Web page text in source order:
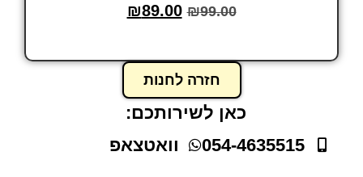
₪99.00
₪89.00
חזרה לחנות
כאן לשירותכם:
054-4635515
וואטצאפ